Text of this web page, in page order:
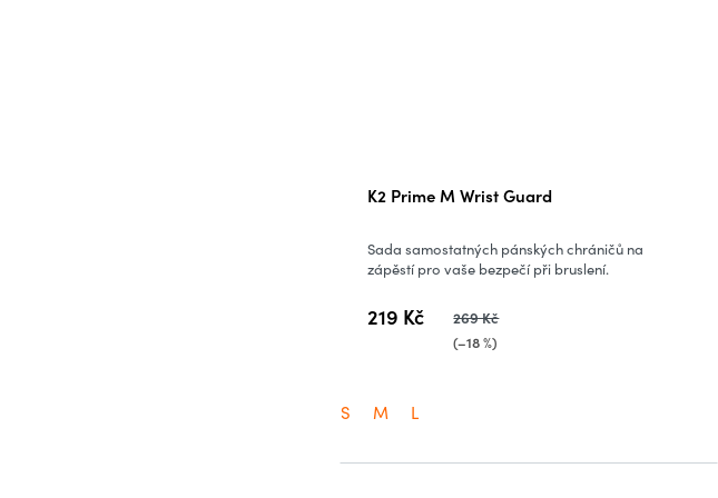
K2 Prime M Wrist Guard
219 Kč 269 Kč
(–18 %)
Sada samostatných pánských chráničů na
zápěstí pro vaše bezpečí při bruslení.
S M L